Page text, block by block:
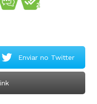
Enviar no Twitter